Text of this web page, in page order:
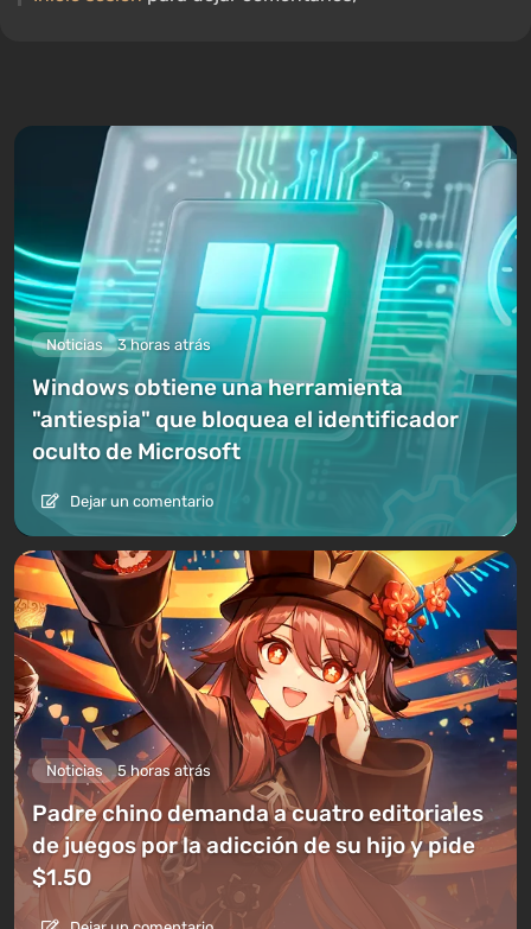
Noticias 3 horas atrás
Windows obtiene una herramienta
"antiespia" que bloquea el identificador
oculto de Microsoft
Dejar un comentario
Noticias 5 horas atrás
Padre chino demanda a cuatro editoriales
de juegos por la adicción de su hijo y pide
$1.50